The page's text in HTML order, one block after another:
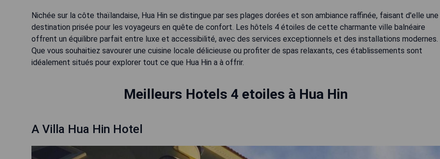
Nichée sur la côte thaïlandaise, Hua Hin se distingue par ses plages dorées et son ambiance raffinée, faisant d'elle une
destination prisée pour les voyageurs en quête de confort. Les hôtels 4 étoiles de cette charmante ville balnéaire
offrent un équilibre parfait entre luxe et accessibilité, avec des services exceptionnels et des installations modernes.
Que vous souhaitiez savourer une cuisine locale délicieuse ou profiter de spas relaxants, ces établissements sont
idéalement situés pour explorer tout ce que Hua Hin a à offrir.
Meilleurs Hotels 4 etoiles à Hua Hin
A Villa Hua Hin Hotel